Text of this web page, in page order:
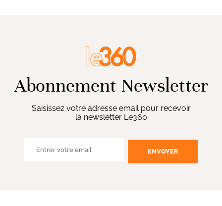
Abonnement Newsletter
Saisissez votre adresse email pour recevoir
la newsletter Le360
ENVOYER